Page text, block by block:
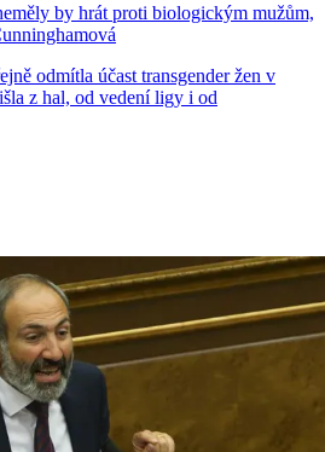
by hrát proti biologickým mužům,
odmítla účast transgender žen v
z hal, od vedení ligy i od